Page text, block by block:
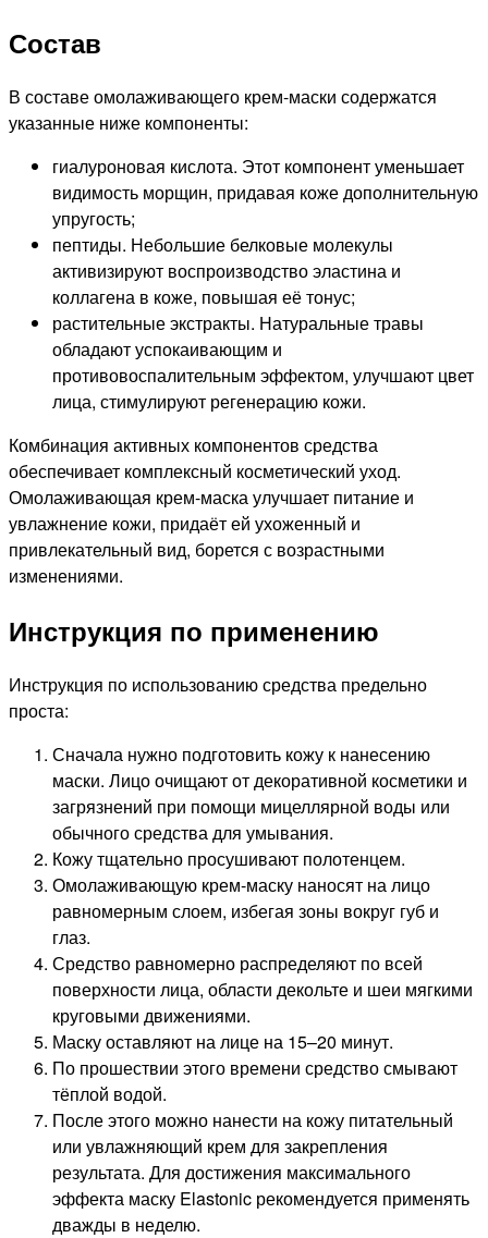
Состав
В составе омолаживающего крем-маски содержатся
указанные ниже компоненты:
гиалуроновая кислота. Этот компонент уменьшает
видимость морщин, придавая коже дополнительную
упругость;
пептиды. Небольшие белковые молекулы
активизируют воспроизводство эластина и
коллагена в коже, повышая её тонус;
растительные экстракты. Натуральные травы
обладают успокаивающим и
противовоспалительным эффектом, улучшают цвет
лица, стимулируют регенерацию кожи.
Комбинация активных компонентов средства
обеспечивает комплексный косметический уход.
Омолаживающая крем-маска улучшает питание и
увлажнение кожи, придаёт ей ухоженный и
привлекательный вид, борется с возрастными
изменениями.
Инструкция по применению
Инструкция по использованию средства предельно
проста:
Сначала нужно подготовить кожу к нанесению
маски. Лицо очищают от декоративной косметики и
загрязнений при помощи мицеллярной воды или
обычного средства для умывания.
Кожу тщательно просушивают полотенцем.
Омолаживающую крем-маску наносят на лицо
равномерным слоем, избегая зоны вокруг губ и
глаз.
Средство равномерно распределяют по всей
поверхности лица, области декольте и шеи мягкими
круговыми движениями.
Маску оставляют на лице на 15–20 минут.
По прошествии этого времени средство смывают
тёплой водой.
После этого можно нанести на кожу питательный
или увлажняющий крем для закрепления
результата. Для достижения максимального
эффекта маску Elastonic рекомендуется применять
дважды в неделю.